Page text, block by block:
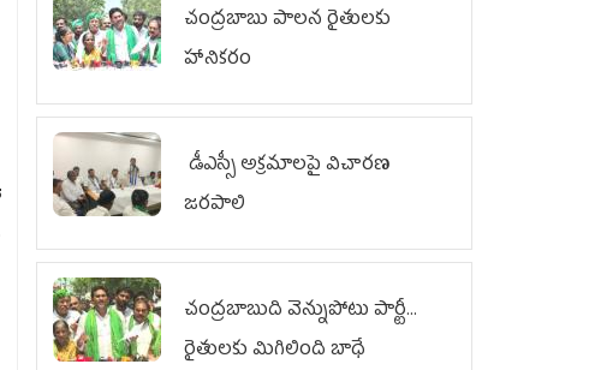
చంద్రబాబు పాలన రైతులకు
హానికరం
డీఎస్సీ అక్రమాలపై విచారణ
జరపాలి
చంద్రబాబుది వెన్నుపోటు పార్టీ...
రైతులకు మిగిలింది బాధే